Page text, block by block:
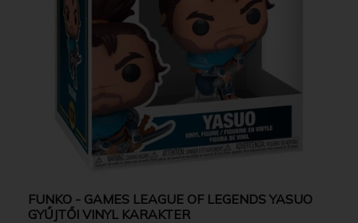
FUNKO - GAMES LEAGUE OF LEGENDS YASUO
GYŰJTŐI VINYL KARAKTER